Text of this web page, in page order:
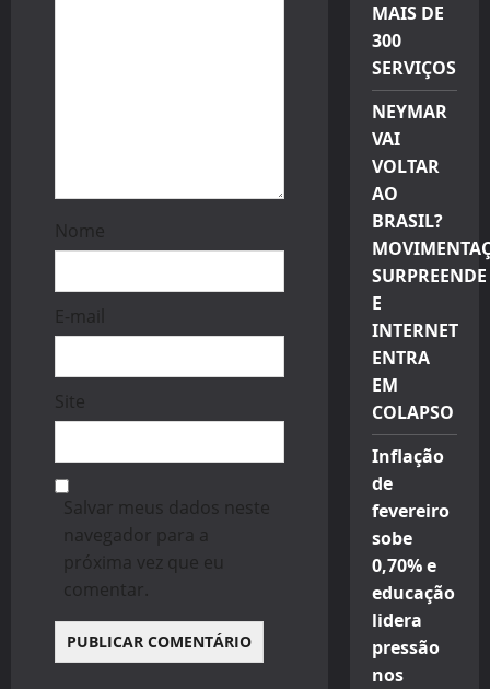
Nome
E-mail
Site
Salvar meus dados neste
navegador para a
próxima vez que eu
comentar.
MAIS DE
300
SERVIÇOS
NEYMAR
VAI
VOLTAR
AO
BRASIL?
SURPREENDE
E
INTERNET
ENTRA
EM
COLAPSO
Inflação
de
fevereiro
sobe
0,70% e
educação
lidera
pressão
nos